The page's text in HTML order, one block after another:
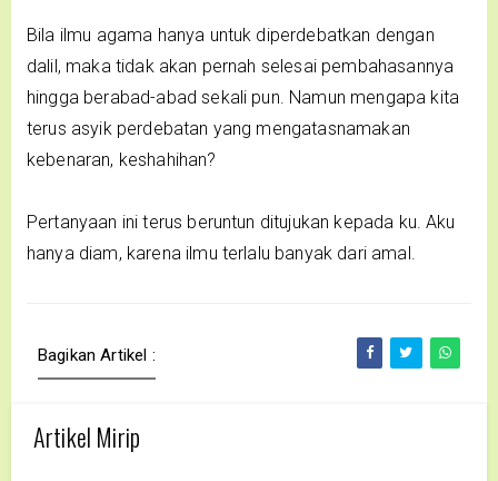
Bila ilmu agama hanya untuk diperdebatkan dengan
dalil, maka tidak akan pernah selesai pembahasannya
hingga berabad-abad sekali pun. Namun mengapa kita
terus asyik perdebatan yang mengatasnamakan
kebenaran, keshahihan?
Pertanyaan ini terus beruntun ditujukan kepada ku. Aku
hanya diam, karena ilmu terlalu banyak dari amal.
Bagikan Artikel :
Artikel Mirip